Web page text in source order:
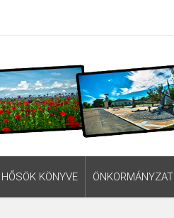
HŐSÖK KÖNYVE ÖNKORMÁNYZAT